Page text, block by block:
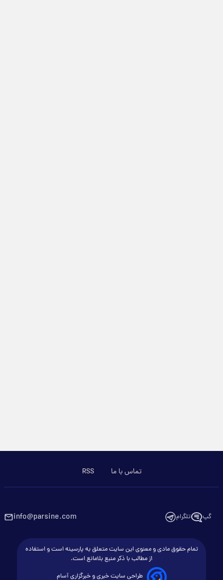
تماس با ما RSS
گپ تلگرام info@parsine.com
تمام حقوق مادی و معنوی این سایت متعلق به پارسینه است و استفاده
از مطالب با ذکر منبع بلامانع است.
طراحی سایت خبری و خبرگزاری آسام